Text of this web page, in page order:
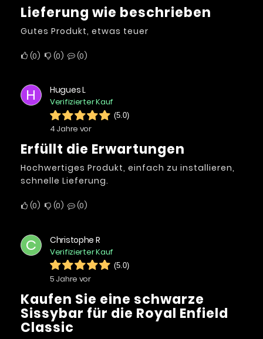
Lieferung wie beschrieben
Gutes Produkt, etwas teuer
0 0 0
H Hugues L
Verifizierter Kauf
(5.0)
4 Jahre vor
Erfüllt die Erwartungen
Hochwertiges Produkt, einfach zu installieren,
schnelle Lieferung.
0 0 0
C Christophe R
Verifizierter Kauf
(5.0)
5 Jahre vor
Kaufen Sie eine schwarze
Sissybar für die Royal Enfield
Classic